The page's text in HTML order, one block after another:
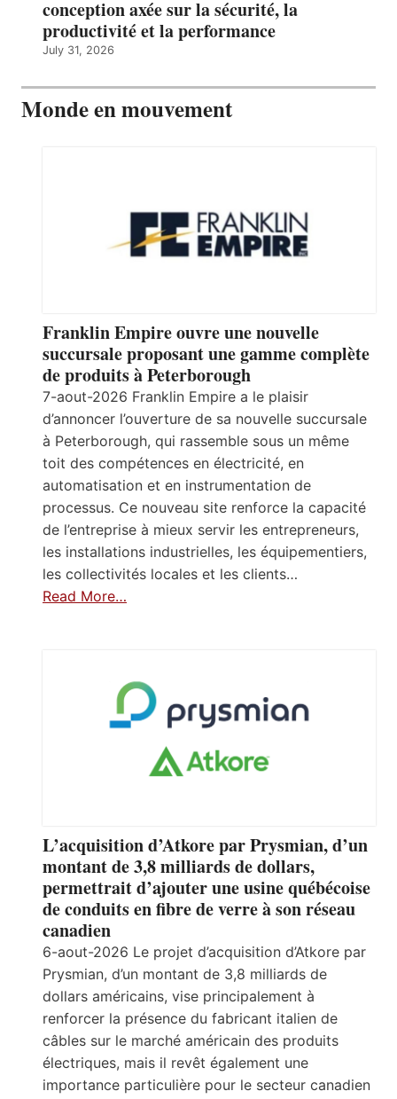
conception axée sur la sécurité, la
productivité et la performance
July 31, 2026
Monde en mouvement
Franklin Empire ouvre une nouvelle
succursale proposant une gamme complète
de produits à Peterborough
7-aout-2026 Franklin Empire a le plaisir
d’annoncer l’ouverture de sa nouvelle succursale
à Peterborough, qui rassemble sous un même
toit des compétences en électricité, en
automatisation et en instrumentation de
processus. Ce nouveau site renforce la capacité
de l’entreprise à mieux servir les entrepreneurs,
les installations industrielles, les équipementiers,
les collectivités locales et les clients…
Read More…
L’acquisition d’Atkore par Prysmian, d’un
montant de 3,8 milliards de dollars,
permettrait d’ajouter une usine québécoise
de conduits en fibre de verre à son réseau
canadien
6-aout-2026 Le projet d’acquisition d’Atkore par
Prysmian, d’un montant de 3,8 milliards de
dollars américains, vise principalement à
renforcer la présence du fabricant italien de
câbles sur le marché américain des produits
électriques, mais il revêt également une
importance particulière pour le secteur canadien